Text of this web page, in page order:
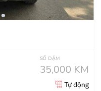
SỐ DẶM
35,000 KM
Tự động